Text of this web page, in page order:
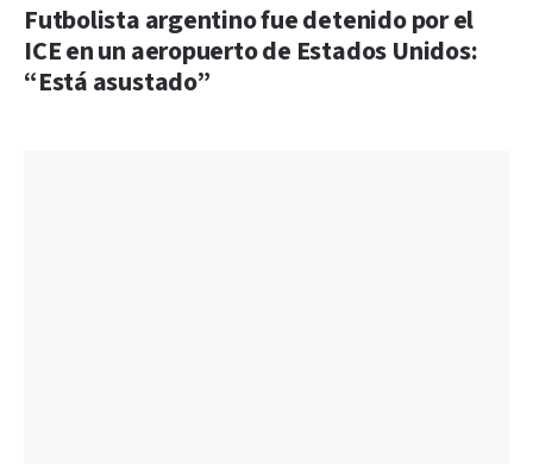
Futbolista argentino fue detenido por el
ICE en un aeropuerto de Estados Unidos:
“Está asustado”